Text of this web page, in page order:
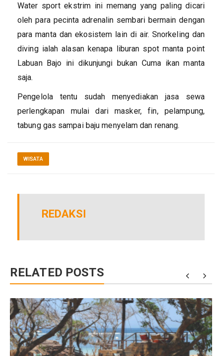
Water sport ekstrim ini memang yang paling dicari
oleh para pecinta adrenalin sembari bermain dengan
para manta dan ekosistem lain di air. Snorkeling dan
diving ialah alasan kenapa liburan spot manta point
Labuan Bajo ini dikunjungi bukan Cuma ikan manta
saja.
Pengelola tentu sudah menyediakan jasa sewa
perlengkapan mulai dari masker, fin, pelampung,
tabung gas sampai baju menyelam dan renang.
WISATA
REDAKSI
RELATED POSTS